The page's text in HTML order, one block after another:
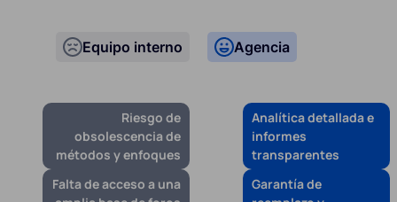
Equipo interno
Riesgo de
obsolescencia de
métodos y enfoques
Falta de acceso a una
Agencia
Analítica detallada e
informes
transparentes
Garantía de